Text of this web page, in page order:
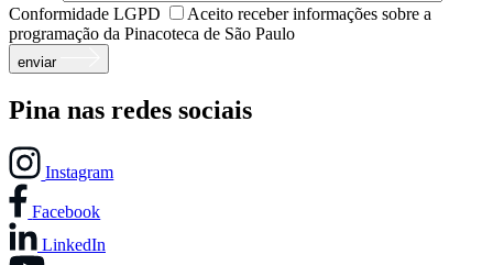
Conformidade LGPD
Aceito receber informações sobre a
programação da Pinacoteca de São Paulo
enviar
Pina nas redes sociais
Instagram
Facebook
LinkedIn